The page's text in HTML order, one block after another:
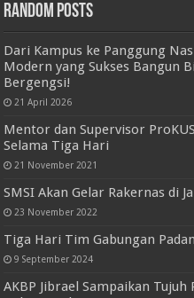
Random Posts
Dari Kampus ke Panggung
Modern yang Sukses Bangun
Bergengsi!
21 April 2026
Mentor dan Supervisor
Selama Tiga Hari
21 November 2021
SMSI Akan Gelar Rakernas di
23 November 2022
Tiga Hari Tim Gabungan
9 September 2024
AKBP Jibrael Sampaikan